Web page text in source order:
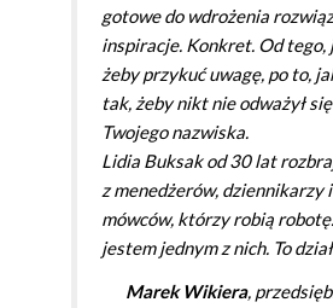
gotowe do wdrożenia
inspiracje. Konkret. Od tego,
żeby przykuć uwagę, po to,
tak, żeby nikt nie odważył
Twojego nazwiska.
Lidia Buksak od 30 lat
z menedżerów, dziennikarzy
mówców, którzy robią
jestem jednym z nich. To
Marek Wikiera,